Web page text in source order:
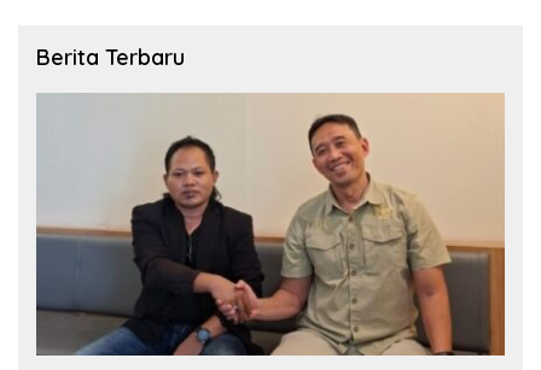
Berita Terbaru